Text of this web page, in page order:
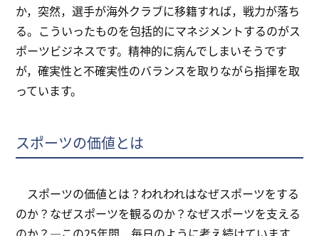
か，突然，選手が海外クラブに移籍すれば，戦力が落ち
る。こういったものを包括的にマネジメントするのがス
ポーツビジネスです。精神的に病んでしまいそうです
が，確実性と不確実性のバランスを取りながら指揮を取
っています。
スポーツの価値とは
スポーツの価値とは？われわれはなぜスポーツをする
のか？なぜスポーツを観るのか？なぜスポーツを支える